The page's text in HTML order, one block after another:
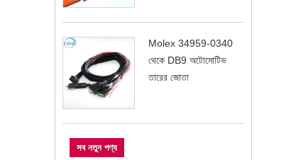
Molex 34959-0340
থেকে DB9 অটোমোটিভ
তারের জোতা
সব নতুন পণ্য